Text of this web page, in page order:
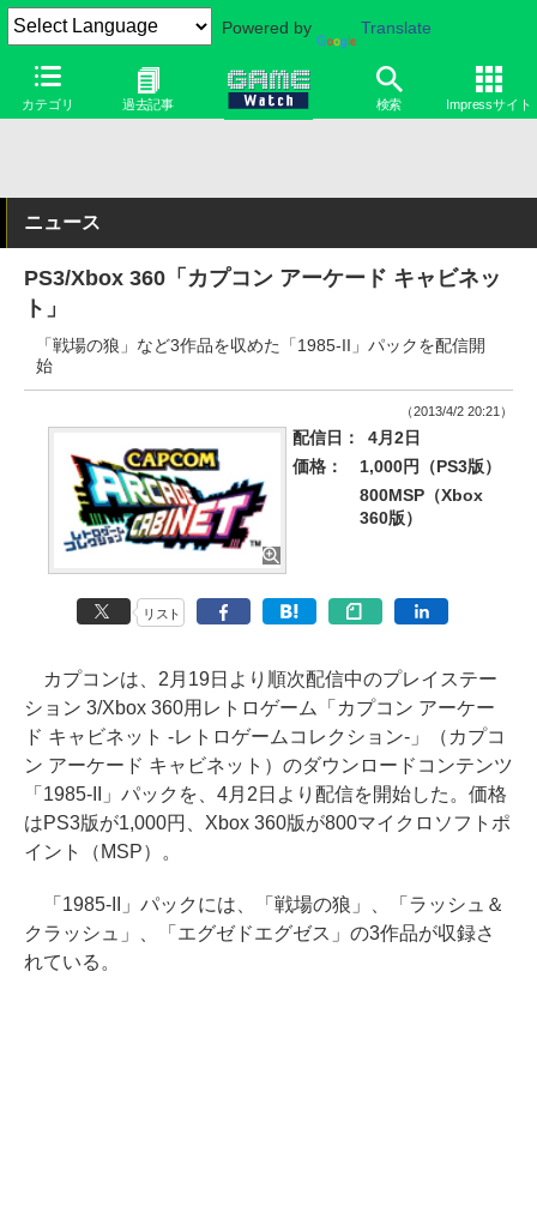
Powered by Translate
カテゴリ 過去記事 検索 Impressサイト
ニュース
PS3/Xbox 360「カプコン アーケード キャビネッ
ト」
「戦場の狼」など3作品を収めた「1985-II」パックを配信開
始
（2013/4/2 20:21）
配信日：
4月2日
価格：
1,000円（PS3版）
800MSP（Xbox
360版）
リスト
カプコンは、2月19日より順次配信中のプレイステー
ション 3/Xbox 360用レトロゲーム「カプコン アーケー
ド キャビネット -レトロゲームコレクション-」（カプコ
ン アーケード キャビネット）のダウンロードコンテンツ
「1985-II」パックを、4月2日より配信を開始した。価格
はPS3版が1,000円、Xbox 360版が800マイクロソフトポ
イント（MSP）。
「1985-II」パックには、「戦場の狼」、「ラッシュ＆
クラッシュ」、「エグゼドエグゼス」の3作品が収録さ
れている。